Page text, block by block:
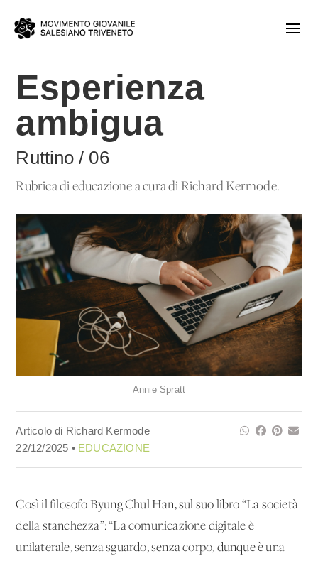
Esperienza
ambigua
Ruttino / 06
Rubrica di educazione a cura di Richard Kermode.
Annie Spratt
Articolo di Richard Kermode
22/12/2025 • EDUCAZIONE
Così il filosofo Byung Chul Han, sul suo libro “La società
della stanchezza”: “La comunicazione digitale è
unilaterale, senza sguardo, senza corpo, dunque è una